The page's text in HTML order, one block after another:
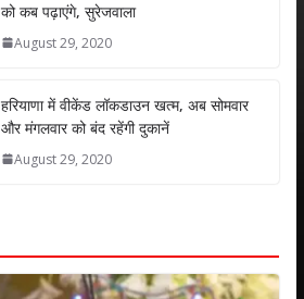
को कब पढ़ाएंगे, सुरेजवाला
August 29, 2020
हरियाणा में वीकेंड लॉकडाउन खत्म, अब सोमवार
और मंगलवार को बंद रहेंगी दुकानें
August 29, 2020